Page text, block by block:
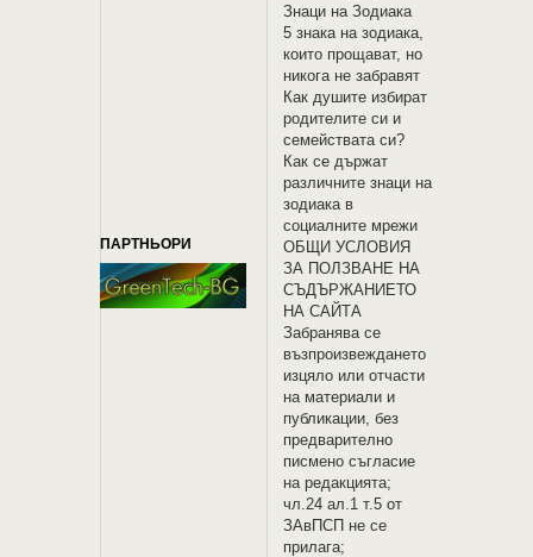
Знаци на Зодиака
5 знака на зодиака,
които прощават, но
никога не забравят
Как душите избират
родителите си и
семействата си?
Как се държат
различните знаци на
зодиака в
социалните мрежи
ПАРТНЬОРИ
OБЩИ УСЛОВИЯ
ЗА ПОЛЗВАНЕ НА
СЪДЪРЖАНИЕТО
НА САЙТА
Забранява се
възпроизвеждането
изцяло или отчасти
на материали и
публикации, без
предварително
писмено съгласие
на редакцията;
чл.24 ал.1 т.5 от
ЗАвПСП не се
прилага;